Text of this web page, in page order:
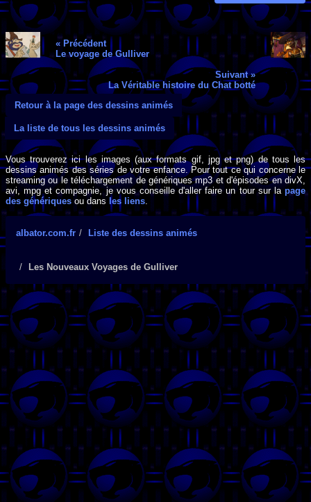
« Précédent
Le voyage de Gulliver
Suivant »
La Véritable histoire du Chat botté
Retour à la page des dessins animés
La liste de tous les dessins animés
Vous trouverez ici les images (aux formats gif, jpg et png) de tous les
dessins animés des séries de votre enfance. Pour tout ce qui concerne le
streaming ou le téléchargement de génériques mp3 et d'épisodes en divX,
avi, mpg et compagnie, je vous conseille d'aller faire un tour sur lapage
des génériques ou dans les liens.
albator.com.fr Liste des dessins animés
Les Nouveaux Voyages de Gulliver